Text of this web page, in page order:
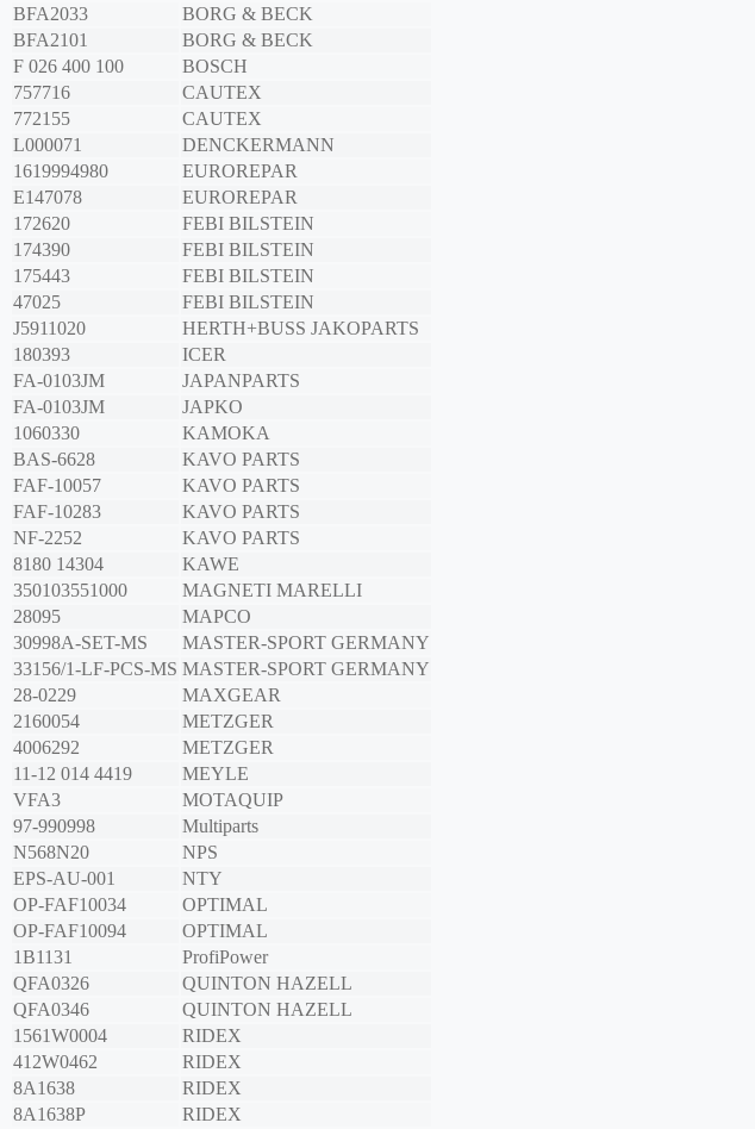
BFA2033
BORG & BECK
BFA2101
BORG & BECK
F 026 400 100
BOSCH
757716
CAUTEX
772155
CAUTEX
L000071
DENCKERMANN
1619994980
EUROREPAR
E147078
EUROREPAR
172620
FEBI BILSTEIN
174390
FEBI BILSTEIN
175443
FEBI BILSTEIN
47025
FEBI BILSTEIN
J5911020
HERTH+BUSS JAKOPARTS
180393
ICER
FA-0103JM
JAPANPARTS
FA-0103JM
JAPKO
1060330
KAMOKA
BAS-6628
KAVO PARTS
FAF-10057
KAVO PARTS
FAF-10283
KAVO PARTS
NF-2252
KAVO PARTS
8180 14304
KAWE
350103551000
MAGNETI MARELLI
28095
MAPCO
30998A-SET-MS
MASTER-SPORT GERMANY
33156/1-LF-PCS-MS MASTER-SPORT GERMANY
28-0229
MAXGEAR
2160054
METZGER
4006292
METZGER
11-12 014 4419
MEYLE
VFA3
MOTAQUIP
97-990998
Multiparts
N568N20
NPS
EPS-AU-001
NTY
OP-FAF10034
OPTIMAL
OP-FAF10094
OPTIMAL
1B1131
ProfiPower
QFA0326
QUINTON HAZELL
QFA0346
QUINTON HAZELL
1561W0004
RIDEX
412W0462
RIDEX
8A1638
RIDEX
8A1638P
RIDEX